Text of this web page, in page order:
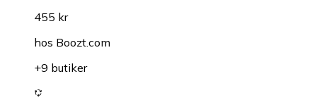
455 kr
hos Boozt.com
+9 butiker